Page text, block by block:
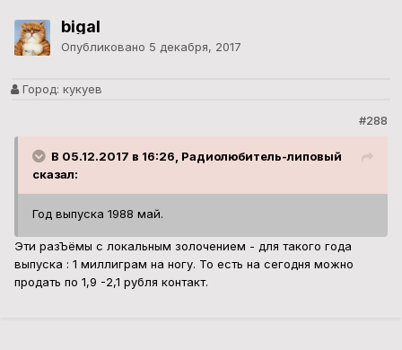
bigal
Опубликовано 5 декабря, 2017
Город: кукуев
#288
В 05.12.2017 в 16:26, Радиолюбитель-липовый
сказал:
Год выпуска 1988 май.
Эти разЪёмы с локальным золочением - для такого года
выпуска : 1 миллиграм на ногу. То есть на сегодня можно
продать по 1,9 -2,1 рубля контакт.